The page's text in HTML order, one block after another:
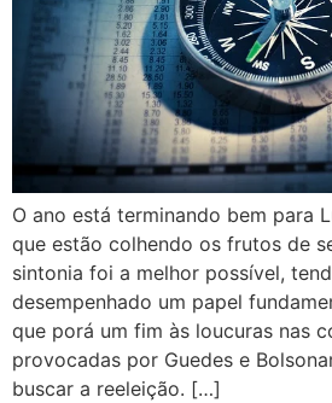
O ano está terminando bem para
que estão colhendo os frutos de
sintonia foi a melhor possível,
desempenhado um papel
que porá um fim às loucuras nas
provocadas por Guedes e
buscar a reeleição. […]